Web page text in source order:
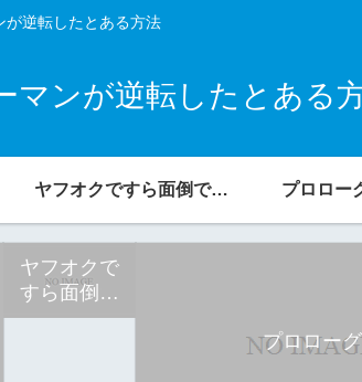
が逆転したとある方法
マンが逆転したとある
ヤフオクですら面倒でできなかった元・ダメリーマン ひろし プロロー
ヤフオクで
すら面倒で
できなかっ
プロローグ